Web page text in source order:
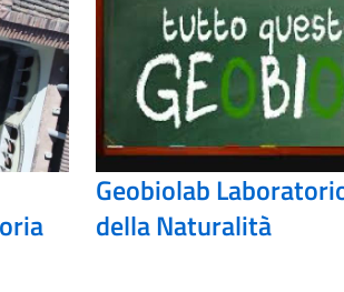
Geobiolab
della Naturalità